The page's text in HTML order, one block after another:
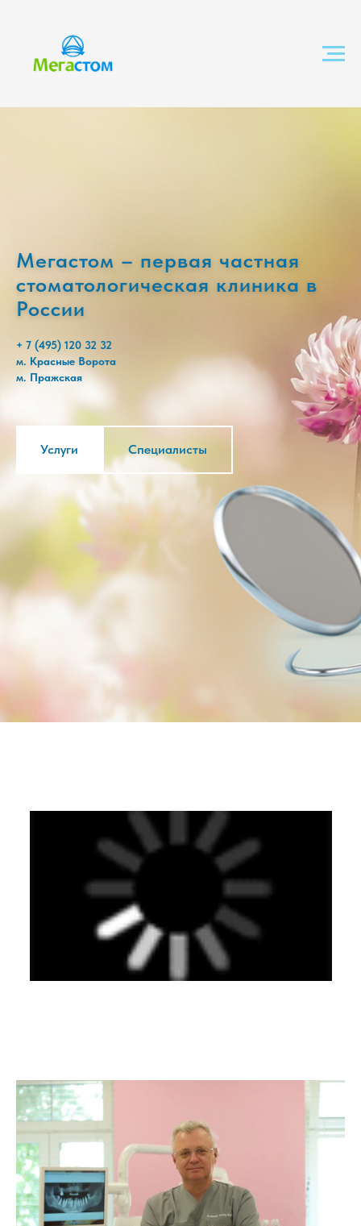
Мегастом – первая частная
стоматологическая клиника в
России
+ 7 (495) 120 32 32
м. Красные Ворота
м. Пражская
Услуги Специалисты